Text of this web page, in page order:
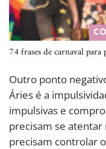
74 frases de carnaval
Outro ponto
Áries é a
impulsivas e
precisam se atentar
precisam controlar